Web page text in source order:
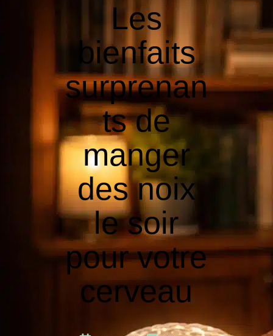
Les
bienfaits
surprenan
ts de
manger
des noix
le soir
pour votre
cerveau